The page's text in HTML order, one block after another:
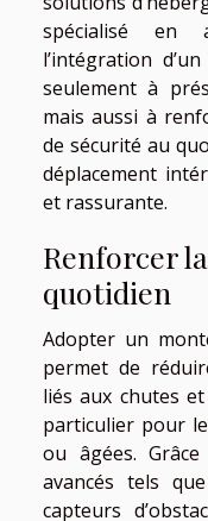
spécialisé en
l’intégration
seulement à
mais aussi à
de sécurité au
déplacement
et rassurante.
Renforcer
quotidien
Adopter un
permet de
liés aux chutes
particulier pour
ou âgées.
avancés tels
capteurs